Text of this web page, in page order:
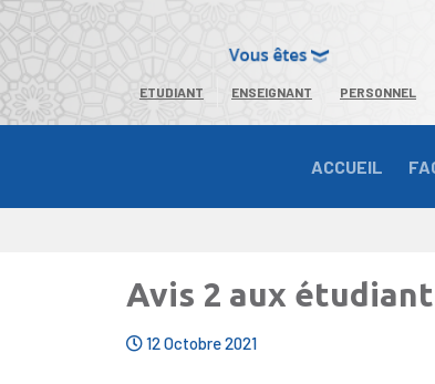
ETUDIANT ENSEIGNANT PERSONNEL
ACCUEIL
Avis 2 aux
12 Octobre 2021